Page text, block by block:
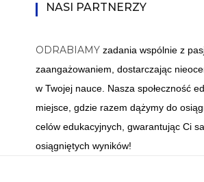
NASI PARTNERZY
ODRABIAMYzadania wspólnie z
zaangażowaniem, dostarczając
w Twojej nauce. Nasza społeczność
miejsce, gdzie razem dążymy do
celów edukacyjnych, gwarantując Ci
osiągniętych wyników!